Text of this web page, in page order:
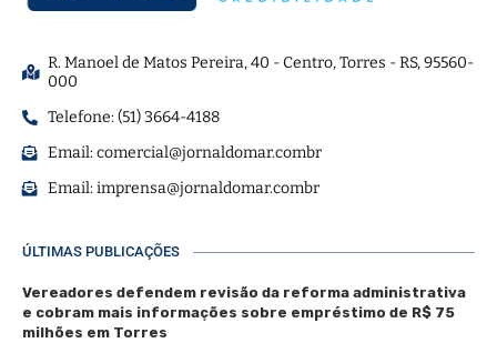
R. Manoel de Matos Pereira, 40 - Centro, Torres - RS, 95560-
000
Telefone: (51) 3664-4188
Email:comercial@jornaldomar.combr
Email:imprensa@jornaldomar.combr
ÚLTIMAS PUBLICAÇÕES
Vereadores defendem revisão da reforma administrativa
e cobram mais informações sobre empréstimo de R$ 75
milhões em Torres